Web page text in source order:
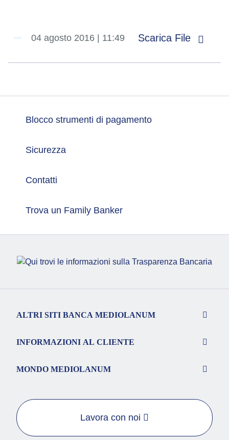
04 agosto 2016 | 11:49 Scarica File
Blocco strumenti di pagamento
Sicurezza
Contatti
Trova un Family Banker
ALTRI SITI BANCA MEDIOLANUM
INFORMAZIONI AL CLIENTE
MONDO MEDIOLANUM
Lavora con noi